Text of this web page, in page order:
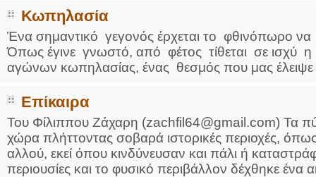
Κωπηλασία
Ένα σημαντικό γεγονός έρχεται το φθινόπωρο να
Όπως έγινε γνωστό, από φέτος τίθεται σε ισχύ
αγώνων κωπηλασίας, ένας θεσμός που μας
Επίκαιρα
Του Φίλιππου Ζάχαρη (zachfil64@gmail.com) Τα
χώρα πλήττοντας σοβαρά ιστορικές περιοχές,
αλλού, εκεί όπου κινδύνευσαν και πάλι ή
περιουσίες και το φυσικό περιβάλλον δέχθηκε ένα